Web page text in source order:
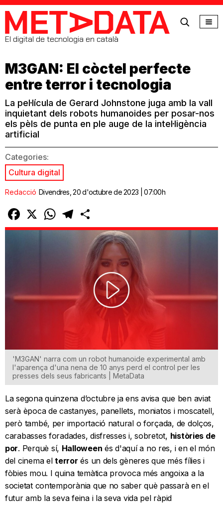
MetaData
El digital de tecnologia en català
M3GAN: El còctel perfecte
entre terror i tecnologia
La pel·lícula de Gerard Johnstone juga amb la vall
inquietant dels robots humanoides per posar-nos
els pèls de punta en ple auge de la intel·ligència
artificial
Categories:
Cultura digital
Redacció Divendres, 20 d'octubre de 2023 | 07:00h
Facebook
X WhatsAppTelegram
'M3GAN' narra com un robot humanoide experimental amb
l'aparença d'una nena de 10 anys perd el control per les
presses dels seus fabricants | MetaData
La segona quinzena d’octubre ja ens avisa que ben aviat
serà època de castanyes, panellets, moniatos i moscatell,
però també, per importació natural o forçada, de dolços,
carabasses foradades, disfresses i, sobretot, històries de
por. Perquè sí, Halloween és d'aquí a no res, i en el món
del cinema elterror és un dels gèneres que més fílies i
fòbies mou. I quina temàtica provoca més angoixa a la
societat contemporània que no saber què passarà en el
futur amb la seva feina i la seva vida pel ràpid